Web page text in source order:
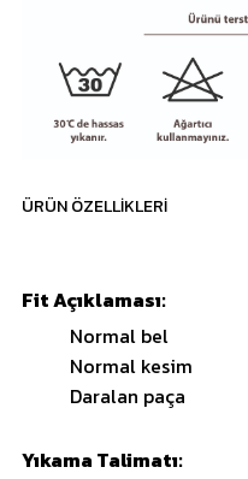
ÜRÜN ÖZELLIKLERI
Fit Açıklaması:
Normal bel
Normal kesim
Daralan paça
Yıkama Talimatı: